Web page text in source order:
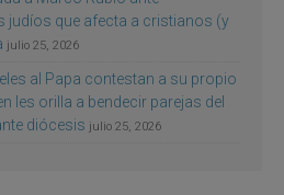
judíos que afecta a cristianos (y
julio 25, 2026
al Papa contestan a su propio
les orilla a bendecir parejas del
diócesis julio 25, 2026